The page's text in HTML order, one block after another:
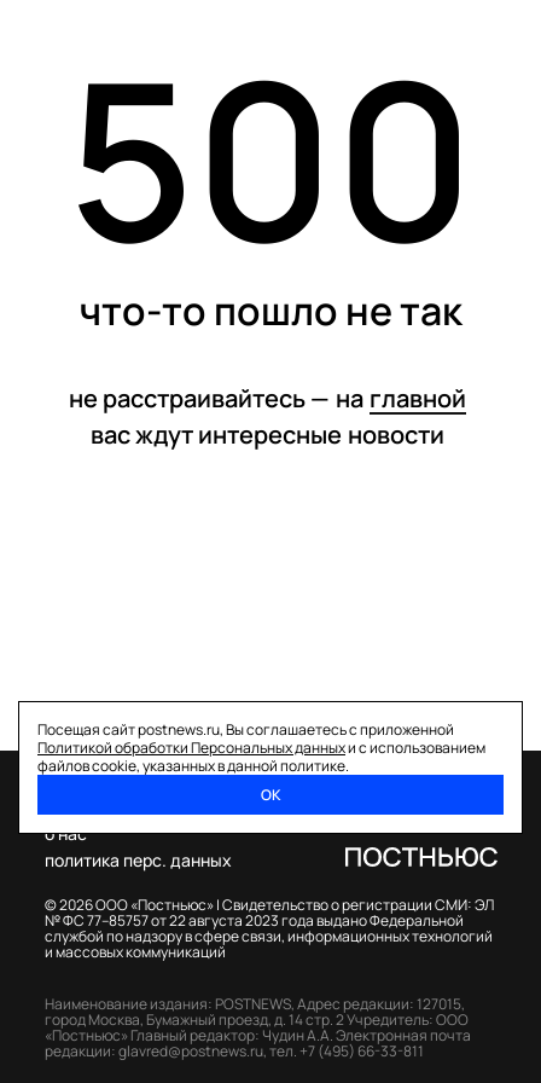
статьи
500
что-то пошло не так
не расстраивайтесь — на главной
вас ждут интересные новости
Посещая сайт postnews.ru, Вы соглашаетесь с приложенной
Политикой обработки Персональных данныхи с использованием
файлов cookie, указанных в данной политике.
ОК
© 2026 ООО «Постньюс» |Свидетельство о регистрации СМИ: ЭЛ
№ ФС 77–85757 от 22 августа 2023 года выдано Федеральной
службой по надзору в сфере связи, информационных технологий
и массовых коммуникаций
о нас
политика перс. данных
Наименование издания: POSTNEWS,Адрес редакции: 127015,
город Москва, Бумажный проезд, д. 14 стр. 2Учредитель: ООО
«Постньюс» Главный редактор: Чудин А.А.Электронная почта
редакции:glavred@postnews.ru,тел. +7 (495) 66-33-811